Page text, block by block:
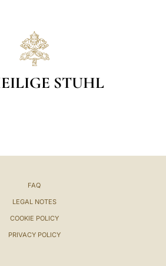
STUHL
FAQ
LEGAL NOTES
COOKIE POLICY
PRIVACY POLICY